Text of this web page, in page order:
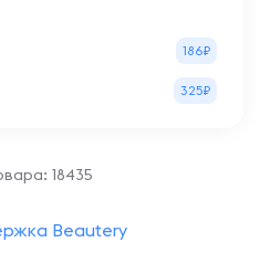
186₽
325₽
18435
Beautery